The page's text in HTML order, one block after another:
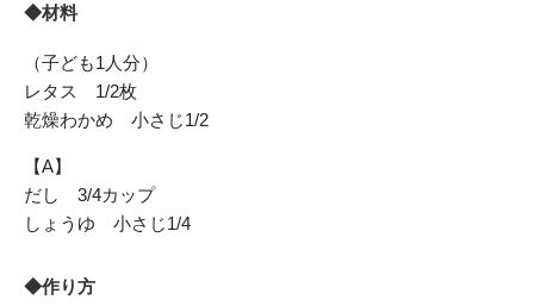
◆材料
（子ども1人分）
レタス 1/2枚
乾燥わかめ 小さじ1/2
【A】
だし 3/4カップ
しょうゆ 小さじ1/4
◆作り方